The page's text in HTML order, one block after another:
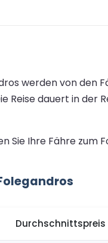
werden von den
Reise dauert in der
Sie Ihre Fähre zum
Durchschnittspreis